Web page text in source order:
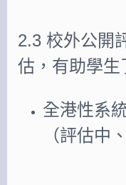
2.3 校外公開
估，有助學生
全港性系
（評估中